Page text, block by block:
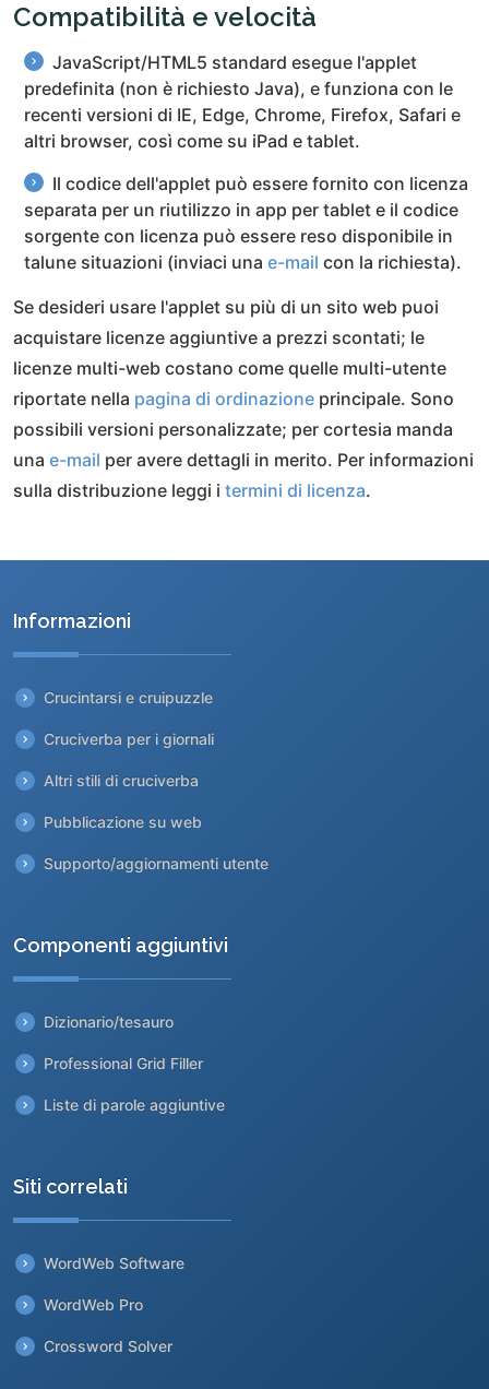
Compatibilità e velocità
JavaScript/HTML5 standard esegue l'applet
predefinita (non è richiesto Java), e funziona con le
recenti versioni di IE, Edge, Chrome, Firefox, Safari e
altri browser, così come su iPad e tablet.
Il codice dell'applet può essere fornito con licenza
separata per un riutilizzo in app per tablet e il codice
sorgente con licenza può essere reso disponibile in
talune situazioni (inviaci una e-mail con la richiesta).
Se desideri usare l'applet su più di un sito web puoi
acquistare licenze aggiuntive a prezzi scontati; le
licenze multi-web costano come quelle multi-utente
riportate nella pagina di ordinazione principale. Sono
possibili versioni personalizzate; per cortesia manda
una e-mail per avere dettagli in merito. Per informazioni
sulla distribuzione leggi i termini di licenza.
Informazioni
Crucintarsi e cruipuzzle
Cruciverba per i giornali
Altri stili di cruciverba
Pubblicazione su web
Supporto/aggiornamenti utente
Componenti aggiuntivi
Dizionario/tesauro
Professional Grid Filler
Liste di parole aggiuntive
Siti correlati
WordWeb Software
WordWeb Pro
Crossword Solver